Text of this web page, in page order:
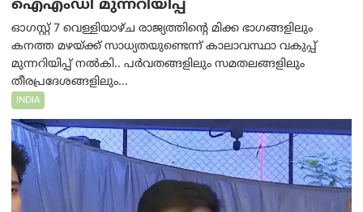
ഐഎംഡി മുന്നറിയിപ്പ്
ഓഗസ്റ്റ് 7 വെള്ളിയാഴ്ച രാജ്യത്തിന്റെ മിക്ക ഭാഗങ്ങളിലും
കനത്ത മഴയ്ക്ക് സാധ്യതയുണ്ടെന്ന് കാലാവസ്ഥാ വകുപ്പ്
മുന്നറിയിപ്പ് നൽകി.. പർവതങ്ങളിലും സമതലങ്ങളിലും
തീരപ്രദേശങ്ങളിലും...
INDIA